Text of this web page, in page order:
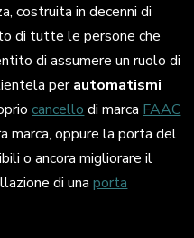
costruita in decenni di
di tutte le persone che
di assumere un ruolo di
perautomatismi
cancello di marca FAAC
marca, oppure la porta del
o ancora migliorare il
di unaporta